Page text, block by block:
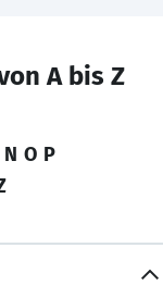
A bis Z
N O P